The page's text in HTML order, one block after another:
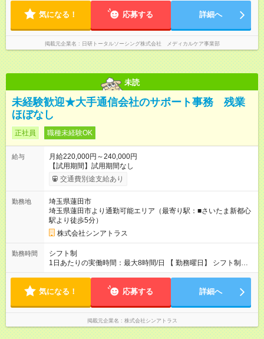
気になる！ 応募する 詳細へ
掲載元企業名 日研トータルソーシング株式会社 メディカルケア事業部
未読
未経験歓迎★大手通信会社のサポート事務 残業
ほぼなし
正社員 職種未経験OK
給与
月給220,000円～240,000円
【試用期間】試用期間なし
交通費別途支給あり
勤務地
埼玉県蓮田市
埼玉県蓮田市より通勤可能エリア（最寄り駅：■さいたま新都心
駅より徒歩5分）
株式会社シンアトラス
勤務時間
シフト制
1日あたりの実働時間：最大8時間/日 【 勤務曜日】 シフト制
土日祝含む週５日勤務 【 勤務時間 】 ・ 9：00～20：00（実働
気になる！ 応募する 詳細へ
掲載元企業名 株式会社シンアトラス